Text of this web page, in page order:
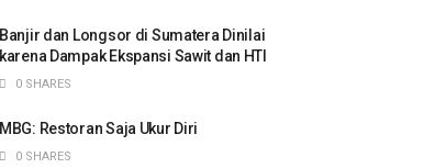
Banjir dan Longsor di Sumatera Dinilai
karena Dampak Ekspansi Sawit dan HTI
0 SHARES
MBG: Restoran Saja Ukur Diri
0 SHARES